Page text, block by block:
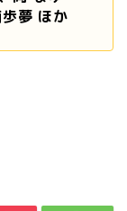
夢 ほか